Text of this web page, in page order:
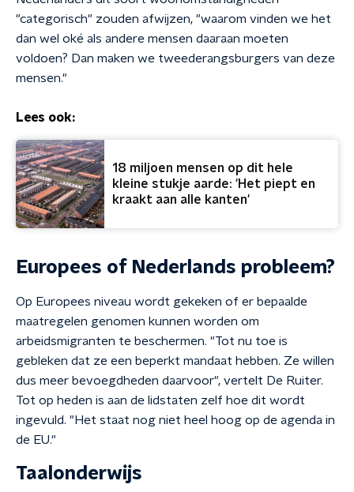
"categorisch" zouden afwijzen, "waarom vinden we het
dan wel oké als andere mensen daaraan moeten
voldoen? Dan maken we tweederangsburgers van deze
mensen."
Lees ook:
18 miljoen mensen op dit hele
kleine stukje aarde: 'Het piept en
kraakt aan alle kanten'
Europees of Nederlands probleem?
Op Europees niveau wordt gekeken of er bepaalde
maatregelen genomen kunnen worden om
arbeidsmigranten te beschermen. "Tot nu toe is
gebleken dat ze een beperkt mandaat hebben. Ze willen
dus meer bevoegdheden daarvoor", vertelt De Ruiter.
Tot op heden is aan de lidstaten zelf hoe dit wordt
ingevuld. "Het staat nog niet heel hoog op de agenda in
de EU."
Taalonderwijs